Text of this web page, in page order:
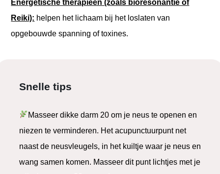
Energetische therapieën (zoals bioresonantie of
Reiki): helpen het lichaam bij het loslaten van
opgebouwde spanning of toxines.
Snelle tips
Masseer dikke darm 20 om je neus te openen en
niezen te verminderen. Het acupunctuurpunt net
naast de neusvleugels, in het kuiltje waar je neus en
wang samen komen. Masseer dit punt lichtjes met je